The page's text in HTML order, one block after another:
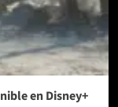
en Disney+